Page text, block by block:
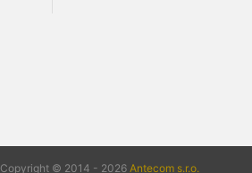
Copyright © 2014 - 2026 Antecom s.r.o.